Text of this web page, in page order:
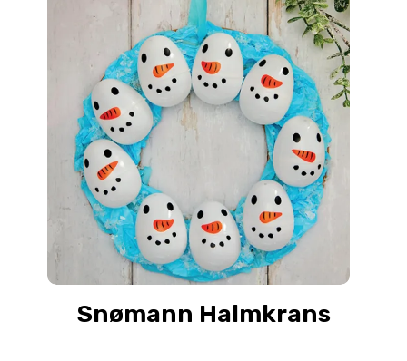
Snømann Halmkrans